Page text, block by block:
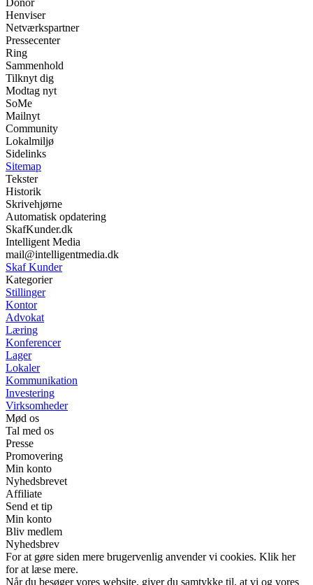
Henviser
Netværkspartner
Pressecenter
Ring
Sammenhold
Tilknyt dig
Modtag nyt
SoMe
Mailnyt
Community
Lokalmiljø
Sidelinks
Sitemap
Tekster
Historik
Skrivehjørne
Automatisk opdatering
SkafKunder.dk
Intelligent Media
mail@intelligentmedia.dk
Skaf Kunder
Kategorier
Stillinger
Kontor
Advokat
Læring
Konferencer
Lager
Lokaler
Kommunikation
Investering
Virksomheder
Mød os
Tal med os
Presse
Promovering
Min konto
Nyhedsbrevet
Affiliate
Send et tip
Min konto
Bliv medlem
Nyhedsbrev
For at gøre siden mere brugervenlig anvender vi cookies. Klik her
for at læse mere.
Når du besøger vores website, giver du samtykke til, at vi og vores